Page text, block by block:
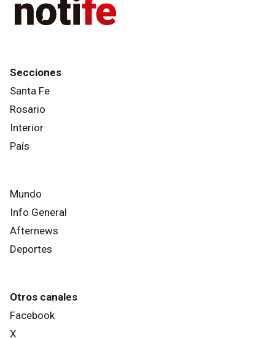
Secciones
Santa Fe
Rosario
Interior
País
Mundo
Info General
Afternews
Deportes
Otros canales
Facebook
X